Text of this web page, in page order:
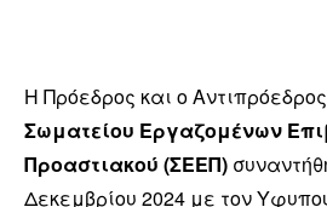
Η Πρόεδρος και ο
Σωματείου Εργαζομένων
Προαστιακού (ΣΕΕΠ)
Δεκεμβρίου 2024 με τον